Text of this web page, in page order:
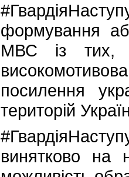
формування
МВС із тих,
посилення
територій
винятково на